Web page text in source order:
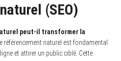
(SEO)
peut-il transformer la
référencement naturel est fondamental
et attirer un public ciblé. Cette